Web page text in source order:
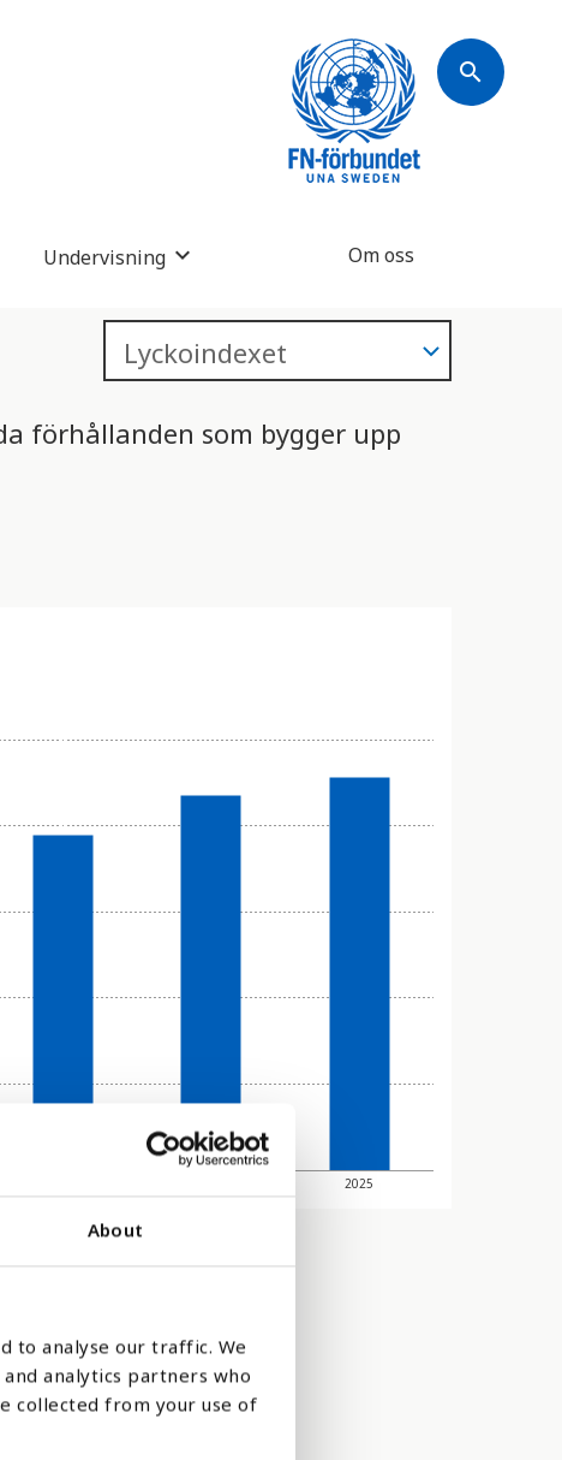
About
to analyse our traffic. We
analytics partners who
collected from your use of
search
Undervisning Om oss
förhållanden som bygger upp
2025